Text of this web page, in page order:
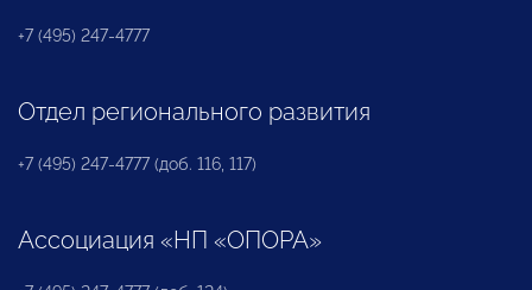
+7 (495) 247-4777
Отдел регионального развития
+7 (495) 247-4777 (доб. 116, 117)
Ассоциация «НП «ОПОРА»